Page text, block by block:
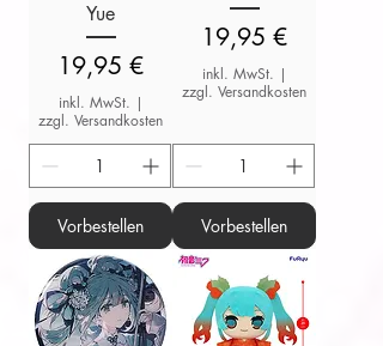
Yue
Preis
19,95 €
inkl. MwSt. |
zzgl. Versandkosten
Vorbestellen
Preis
19,95 €
inkl. MwSt. |
zzgl. Versandkosten
Vorbestellen